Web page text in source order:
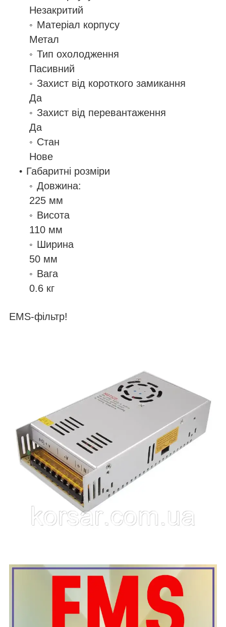
Незакритий
Матеріал корпусу
Метал
Тип охолодження
Пасивний
Захист від короткого замикання
Да
Захист від перевантаження
Да
Стан
Нове
Габаритні розміри
Довжина:
225 мм
Висота
110 мм
Ширина
50 мм
Вага
0.6 кг
EMS-фільтр!